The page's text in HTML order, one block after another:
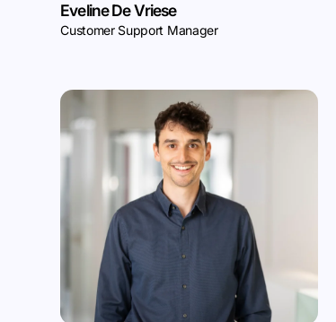
Eveline De Vriese
Customer Support Manager